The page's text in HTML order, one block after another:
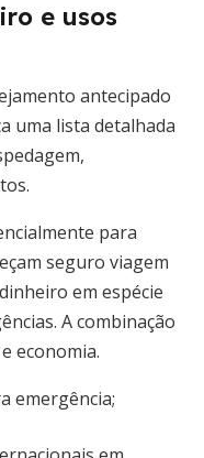
e usos
antecipado
uma lista detalhada
para
seguro viagem
em espécie
A combinação
economia.
emergência;